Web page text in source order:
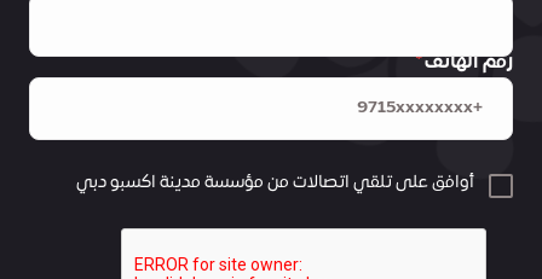
رقم الهاتف
أوافق على تلقي اتصالات من مؤسسة مدينة اكسبو دبي